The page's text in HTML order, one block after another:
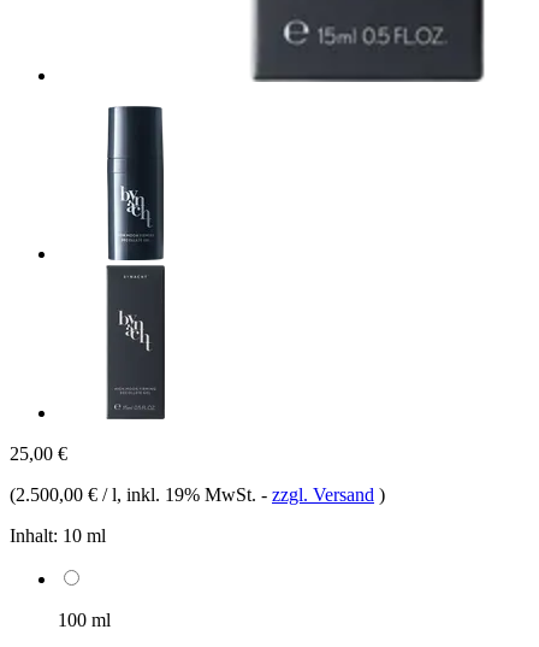
25,00 €
(2.500,00 € / l, inkl. 19% MwSt. - zzgl. Versand )
Inhalt: 10 ml
100 ml